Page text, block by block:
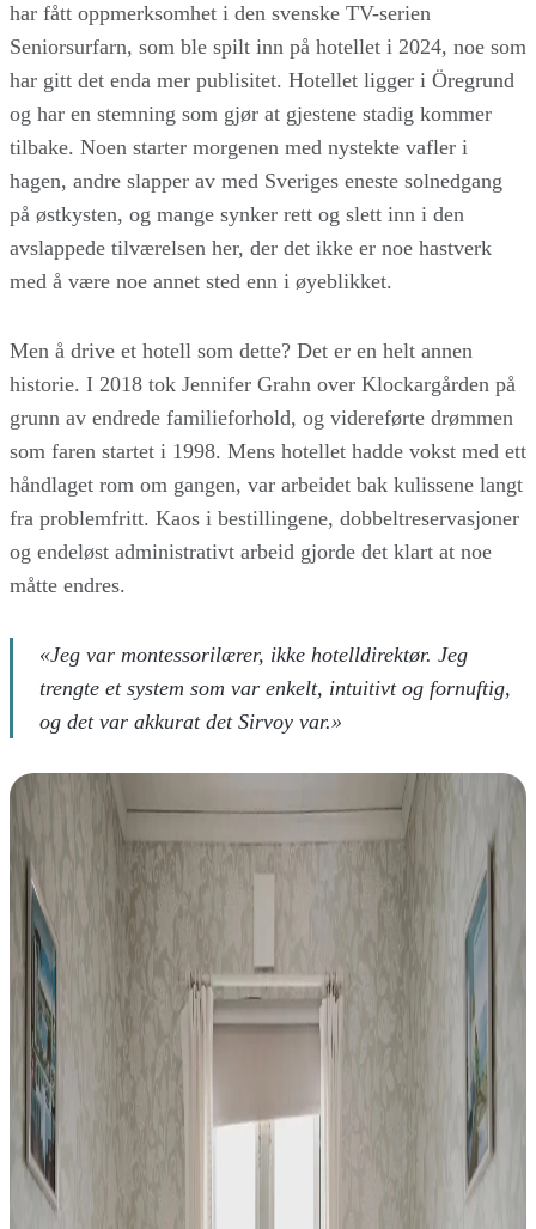
har fått oppmerksomhet i den svenske TV-serien
Seniorsurfarn, som ble spilt inn på hotellet i 2024, noe som
har gitt det enda mer publisitet. Hotellet ligger i Öregrund
og har en stemning som gjør at gjestene stadig kommer
tilbake. Noen starter morgenen med nystekte vafler i
hagen, andre slapper av med Sveriges eneste solnedgang
på østkysten, og mange synker rett og slett inn i den
avslappede tilværelsen her, der det ikke er noe hastverk
med å være noe annet sted enn i øyeblikket.
Men å drive et hotell som dette? Det er en helt annen
historie. I 2018 tok Jennifer Grahn over Klockargården på
grunn av endrede familieforhold, og videreførte drømmen
som faren startet i 1998. Mens hotellet hadde vokst med ett
håndlaget rom om gangen, var arbeidet bak kulissene langt
fra problemfritt. Kaos i bestillingene, dobbeltreservasjoner
og endeløst administrativt arbeid gjorde det klart at noe
måtte endres.
«Jeg var montessorilærer, ikke hotelldirektør. Jeg
trengte et system som var enkelt, intuitivt og fornuftig,
og det var akkurat det Sirvoy var.»